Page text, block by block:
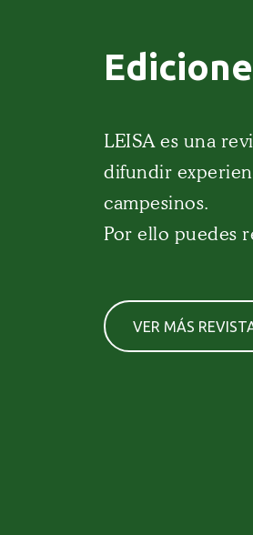
LEISA es una
difundir
campesinos.
Por ello puedes
VER MÁS